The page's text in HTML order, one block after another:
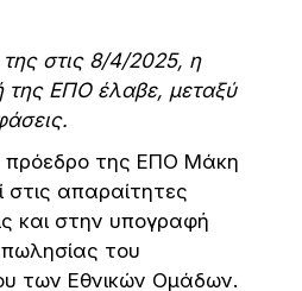
στις 8/4/2025, η
της ΕΠΟ έλαβε, μεταξύ
πρόεδρο της ΕΠΟ Μάκη
απαραίτητες
και στην υπογραφή
του
των Εθνικών Ομάδων.